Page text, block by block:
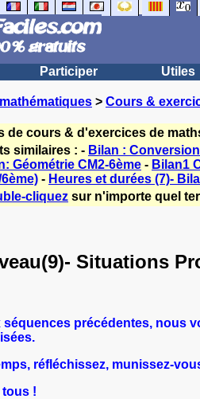
Participer Utiles
> Cours &
de cours & d'exercices de
similaires : - Bilan :
Géométrie CM2-6ème - Bilan1
- Heures et durées (7)-
cliquez sur n'importe quel
Situations
séquences précédentes, nous
réfléchissez, munissez-
tous !